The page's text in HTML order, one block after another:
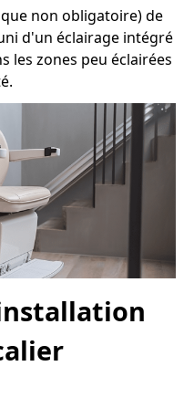
non obligatoire) de
d'un éclairage intégré
les zones peu éclairées